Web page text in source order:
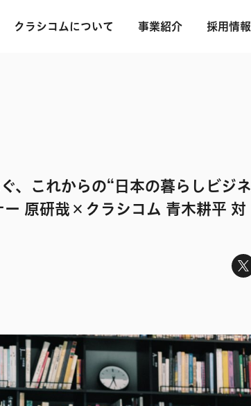
クラシコムについて 事業紹介 採用情報
、これからの“日本の暮らしビジネ
ー 原研哉×クラシコム 青木耕平 対